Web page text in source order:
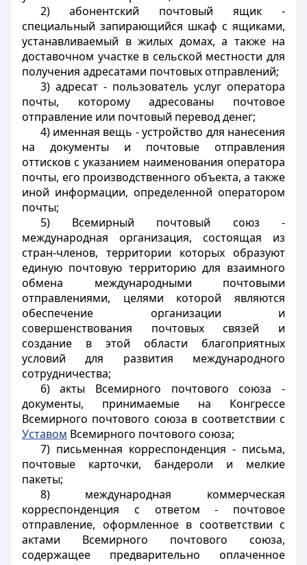
2) абонентский почтовый ящик -
специальный запирающийся шкаф с ящиками,
устанавливаемый в жилых домах, а также на
доставочном участке в сельской местности для
получения адресатами почтовых отправлений;
3) адресат - пользователь услуг оператора
почты, которому адресованы почтовое
отправление или почтовый перевод денег;
4) именная вещь - устройство для нанесения
на документы и почтовые отправления
оттисков с указанием наименования оператора
почты, его производственного объекта, а также
иной информации, определенной оператором
почты;
5) Всемирный почтовый союз -
международная организация, состоящая из
стран-членов, территории которых образуют
единую почтовую территорию для взаимного
обмена международными почтовыми
отправлениями, целями которой являются
обеспечение организации и
совершенствования почтовых связей и
создание в этой области благоприятных
условий для развития международного
сотрудничества;
6) акты Всемирного почтового союза -
документы, принимаемые на Конгрессе
Всемирного почтового союза в соответствии с
Уставом Всемирного почтового союза;
7) письменная корреспонденция - письма,
почтовые карточки, бандероли и мелкие
пакеты;
8) международная коммерческая
корреспонденция с ответом - почтовое
отправление, оформленное в соответствии с
актами Всемирного почтового союза,
содержащее предварительно оплаченное